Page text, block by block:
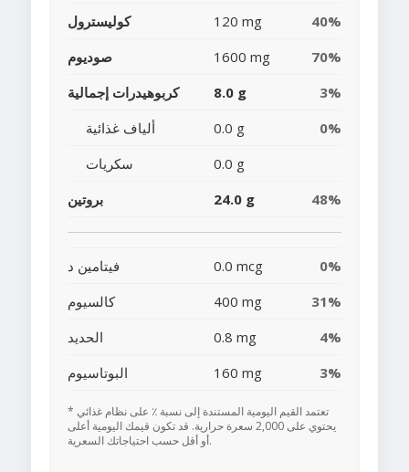
كوليسترول
120 mg
40%
صوديوم
1600 mg
70%
كربوهيدرات إجمالية
8.0 g
3%
ألياف غذائية
0.0 g
0%
سكريات
0.0 g
بروتين
24.0 g 48%
فيتامين د 0.0 mcg
0%
كالسيوم
400 mg
31%
الحديد
0.8 mg
4%
البوتاسيوم
160 mg 3%
* تعتمد القيم اليومية المستندة إلى نسبة ٪ على نظام غذائي
يحتوي على 2,000 سعرة حرارية. قد تكون قيمك اليومية أعلى
أو أقل حسب احتياجاتك السعرية.